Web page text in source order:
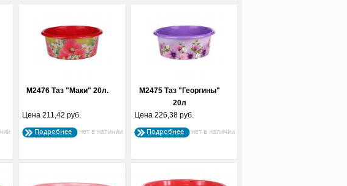
М2476 Таз "Маки" 20л.
Цена 211,42 руб.
Подробнее
М2475 Таз "Георгины"
20л
Цена 226,38 руб.
Подробнее